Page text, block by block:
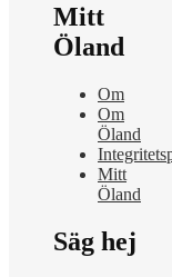
Mitt
Öland
Om
Om
Öland
Mitt
Öland
Säg hej